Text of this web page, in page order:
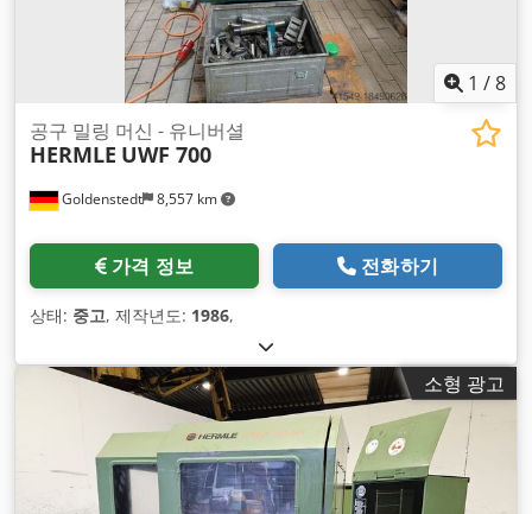
1 /8
Goldenstedt 8,557 km
공구 밀링 머신 - 유니버셜
HERMLE UWF 700
가격 정보 전화하기
상태: 중고, 제작년도: 1986,
소형 광고